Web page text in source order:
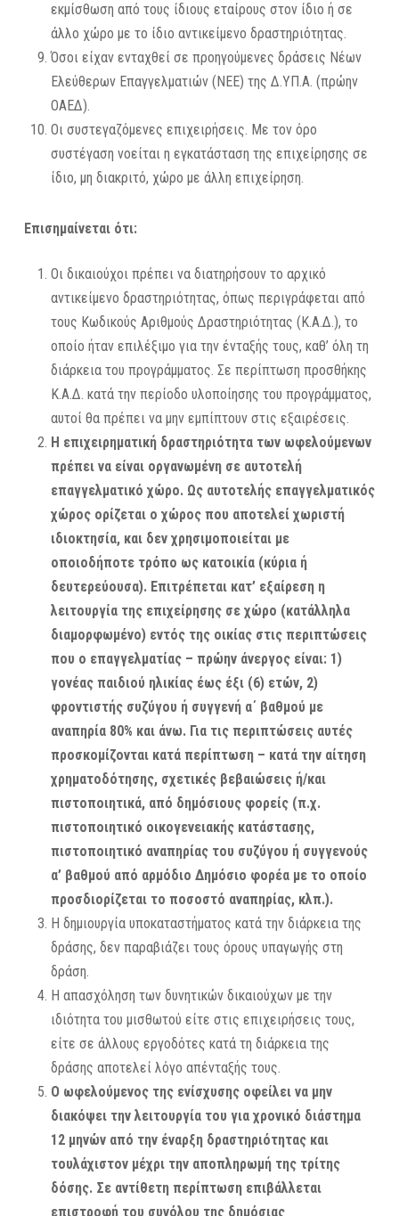
εκμίσθωση από τους ίδιους εταίρους στον ίδιο ή σε
άλλο χώρο με το ίδιο αντικείμενο δραστηριότητας.
Όσοι είχαν ενταχθεί σε προηγούμενες δράσεις Νέων
Ελεύθερων Επαγγελματιών (ΝΕΕ) της Δ.ΥΠ.Α. (πρώην
ΟΑΕΔ).
Οι συστεγαζόμενες επιχειρήσεις. Με τον όρο
συστέγαση νοείται η εγκατάσταση της επιχείρησης σε
ίδιο, μη διακριτό, χώρο με άλλη επιχείρηση.
Επισημαίνεται ότι:
Οι δικαιούχοι πρέπει να διατηρήσουν το αρχικό
αντικείμενο δραστηριότητας, όπως περιγράφεται από
τους Κωδικούς Αριθμούς Δραστηριότητας (Κ.Α.Δ.), το
οποίο ήταν επιλέξιμο για την ένταξής τους, καθ’ όλη τη
διάρκεια του προγράμματος. Σε περίπτωση προσθήκης
Κ.Α.Δ. κατά την περίοδο υλοποίησης του προγράμματος,
αυτοί θα πρέπει να μην εμπίπτουν στις εξαιρέσεις.
Η επιχειρηματική δραστηριότητα των ωφελούμενων
πρέπει να είναι οργανωμένη σε αυτοτελή
επαγγελματικό χώρο. Ως αυτοτελής επαγγελματικός
χώρος ορίζεται ο χώρος που αποτελεί χωριστή
ιδιοκτησία, και δεν χρησιμοποιείται με
οποιοδήποτε τρόπο ως κατοικία (κύρια ή
δευτερεύουσα). Επιτρέπεται κατ’ εξαίρεση η
λειτουργία της επιχείρησης σε χώρο (κατάλληλα
διαμορφωμένο) εντός της οικίας στις περιπτώσεις
που ο επαγγελματίας – πρώην άνεργος είναι: 1)
γονέας παιδιού ηλικίας έως έξι (6) ετών, 2)
φροντιστής συζύγου ή συγγενή α΄ βαθμού με
αναπηρία 80% και άνω. Για τις περιπτώσεις αυτές
προσκομίζονται κατά περίπτωση – κατά την αίτηση
χρηματοδότησης, σχετικές βεβαιώσεις ή/και
πιστοποιητικά, από δημόσιους φορείς (π.χ.
πιστοποιητικό οικογενειακής κατάστασης,
πιστοποιητικό αναπηρίας του συζύγου ή συγγενούς
α’ βαθμού από αρμόδιο Δημόσιο φορέα με το οποίο
προσδιορίζεται το ποσοστό αναπηρίας, κλπ.).
Η δημιουργία υποκαταστήματος κατά την διάρκεια της
δράσης, δεν παραβιάζει τους όρους υπαγωγής στη
δράση.
Η απασχόληση των δυνητικών δικαιούχων με την
ιδιότητα του μισθωτού είτε στις επιχειρήσεις τους,
είτε σε άλλους εργοδότες κατά τη διάρκεια της
δράσης αποτελεί λόγο απένταξής τους.
Ο ωφελούμενος της ενίσχυσης οφείλει να μην
διακόψει την λειτουργία του για χρονικό διάστημα
12 μηνών από την έναρξη δραστηριότητας και
τουλάχιστον μέχρι την αποπληρωμή της τρίτης
δόσης. Σε αντίθετη περίπτωση επιβάλλεται
επιστροφή του συνόλου της δημόσιας